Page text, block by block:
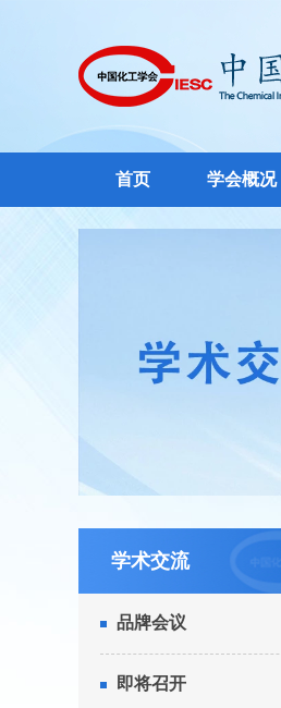
首页 学会概况
学术交流
品牌会议
即将召开